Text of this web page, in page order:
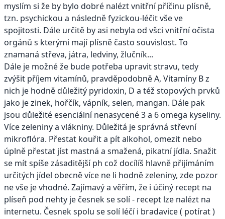
myslím si že by bylo dobré nalézt vnitřní příčinu plísně,
tzn. psychickou a následně fyzickou-léčit vše ve
spojitosti. Dále určitě by asi nebyla od všci vnitřní očista
orgánů s kterými mají plísně často souvislost. To
znamaná střeva, játra, ledviny, žlučník...
Dále je možné že bude potřeba upravit stravu, tedy
zvýšit příjem vitamínů, pravděpodobně A, Vitamíny B z
nich je hodně důležitý pyridoxin, D a též stopových prvků
jako je zinek, hořčík, vápník, selen, mangan. Dále pak
jsou důležité esenciální nenasycené 3 a 6 omega kyseliny.
Více zeleniny a vlákniny. Důležitá je správná střevní
mikroflóra. Přestat kouřit a pít alkohol, omezit nebo
úplně přestat jíst mastná a smažená, pikatní jídla. Snažit
se mít spíše zásaditější ph což docílíš hlavně přijímáním
určitých jídel obecně více ne li hodně zeleniny, zde pozor
ne vše je vhodné. Zajímavý a věřím, že i účiný recept na
plíseň pod nehty je česnek se solí - recept lze nalézt na
internetu. Česnek spolu se solí léčí i bradavice ( potírat )